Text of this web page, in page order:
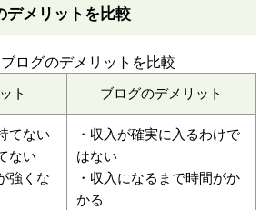
デメリットを比較
ログのデメリットを比較
ト ブログのデメリット
てない
ない
強くな
・収入が確実に入るわけで
はない
・収入になるまで時間がか
かる